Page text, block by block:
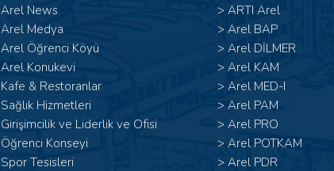
Arel News
Arel Medya
Arel Öğrenci Köyü
Arel Konukevi
Kafe & Restoranlar
Sağlık Hizmetleri
Girişimcilik ve Liderlik ve Ofisi
Öğrenci Konseyi
Spor Tesisleri
> ARTI Arel
> Arel BAP
> Arel DİLMER
> Arel KAM
> Arel MED-I
> Arel PAM
> Arel PRO
> Arel POTKAM
> Arel PDR